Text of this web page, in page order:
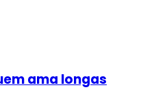
ama longas